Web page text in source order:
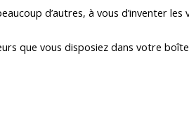
d’autres, à vous d’inventer les
que vous disposiez dans votre